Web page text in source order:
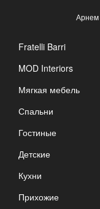
Арнем
Fratelli Barri
MOD Interiors
Мягкая мебель
Спальни
Гостиные
Детские
Кухни
Прихожие